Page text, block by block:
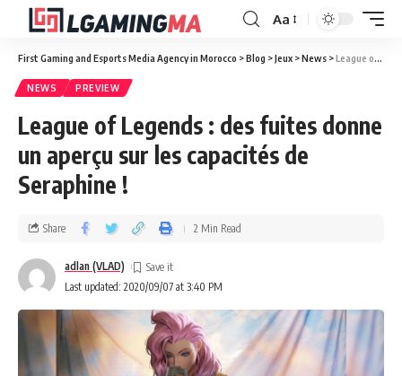
Aa
First Gaming and Esports Media Agency in Morocco >Blog >Jeux >News >League of Legends : des fuites donne un aperçu sur les capacités de Seraphine !
NEWS PREVIEW
League of Legends : des fuites donne
un aperçu sur les capacités de
Seraphine !
Last updated: 2020/09/07 at 3:40 PM
adlan (VLAD)
Share 2 Min Read